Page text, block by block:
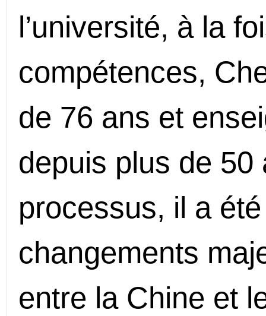
l’université, à la
compétences,
de 76 ans et
depuis plus de 50
processus, il a
changements
entre la Chine et